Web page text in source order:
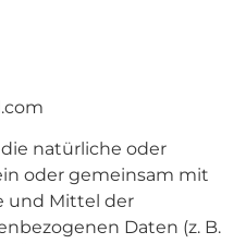
natürliche oder
oder gemeinsam mit
und Mittel der
Daten (z. B.